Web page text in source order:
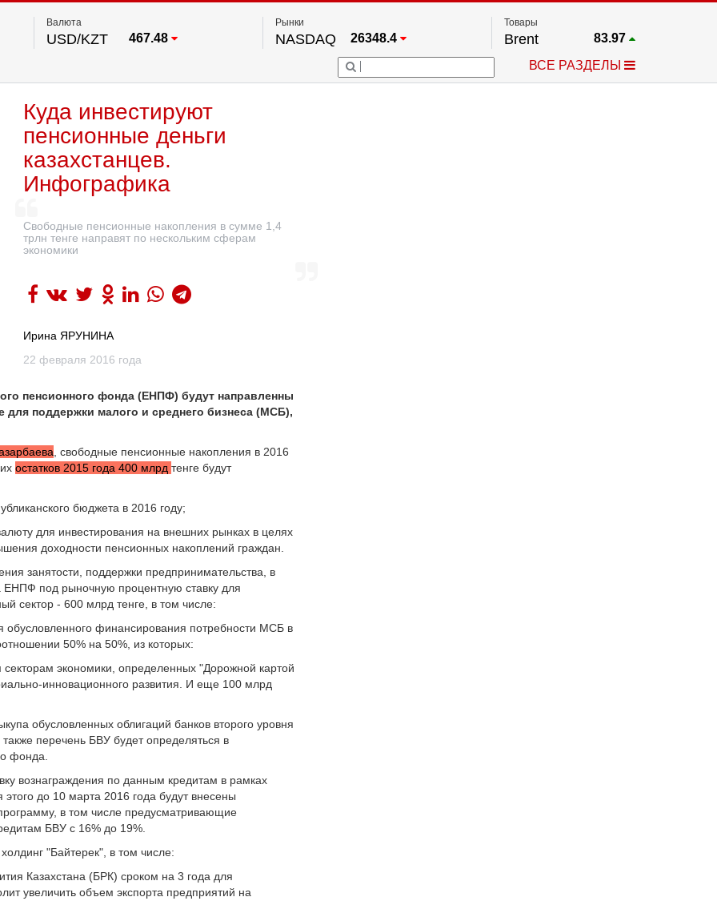
Валюта
USD/KZT 467.48
Рынки
NASDAQ 26348.4
FTSE 100 67.17
53885.1
Товары
Brent 83.97
Платина
2.64
ВСЕ РАЗДЕЛЫ
Куда инвестируют
пенсионные деньги
казахстанцев.
Инфографика
Свободные пенсионные накопления в сумме 1,4
трлн тенге направят по нескольким сферам
экономики
Ирина ЯРУНИНА
22 февраля 2016 года
пенсионного фонда (ЕНПФ) будут направленны
поддержки малого и среднего бизнеса (МСБ),
, свободные пенсионные накопления в 2016
остатков 2015 года 400 млрд тенге будут
бюджета в 2016 году;
для инвестирования на внешних рынках в целях
доходности пенсионных накоплений граждан.
занятости, поддержки предпринимательства, в
под рыночную процентную ставку для
сектор - 600 млрд тенге, в том числе:
обусловленного финансирования потребности МСБ в
50% на 50%, из которых:
экономики, определенных "Дорожной картой
инновационного развития. И еще 100 млрд
обусловленных облигаций банков второго уровня
перечень БВУ будет определяться в
фонда.
вознаграждения по данным кредитам в рамках
до 10 марта 2016 года будут внесены
в том числе предусматривающие
БВУ с 16% до 19%.
"Байтерек", в том числе:
Казахстана (БРК) сроком на 3 года для
увеличить объем экспорта предприятий на